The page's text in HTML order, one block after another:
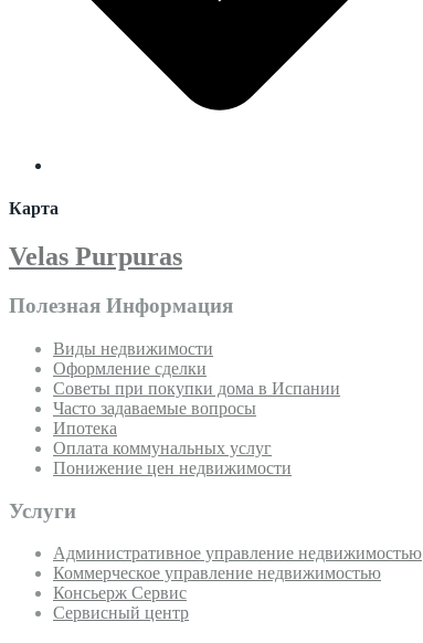
Карта
Velas Purpuras
Полезная Информация
Виды недвижимости
Оформление сделки
Советы при покупки дома в Испании
Часто задаваемые вопросы
Ипотека
Оплата коммунальных услуг
Понижение цен недвижимости
Услуги
Административное управление недвижимостью
Коммерческое управление недвижимостью
Консьерж Сервис
Сервисный центр